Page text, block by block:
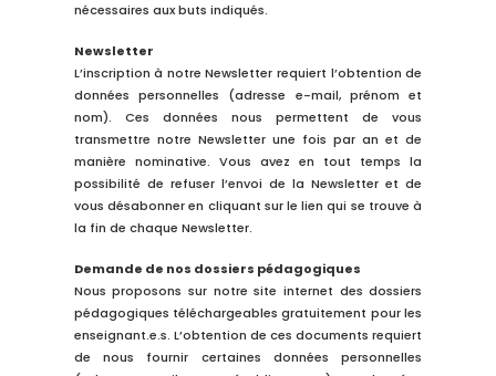
nécessaires aux buts indiqués.
Newsletter
L’inscription à notre Newsletter requiert l’obtention de
données personnelles (adresse e-mail, prénom et
nom). Ces données nous permettent devous
transmettre notre Newsletter une fois par an et de
manière nominative. Vous avez en tout temps la
possibilité de refuser l’envoi de la Newsletter et de
vous désabonner en cliquant sur le lien qui se trouve à
la fin de chaque Newsletter.
Demande de nos dossiers pédagogiques
Nous proposons sur notre site internet des dossiers
pédagogiques téléchargeables gratuitement pour les
enseignant.e.s. L’obtention de ces documents requiert
de nous fournir certaines données personnelles